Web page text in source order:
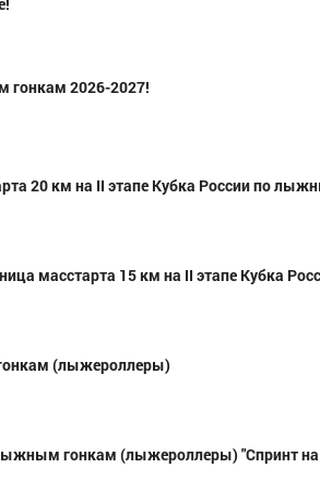
гонкам 2026-2027!
20 км на II этапе Кубка России по
масстарта 15 км на II этапе Кубка
(лыжероллеры)
гонкам (лыжероллеры) "Спринт